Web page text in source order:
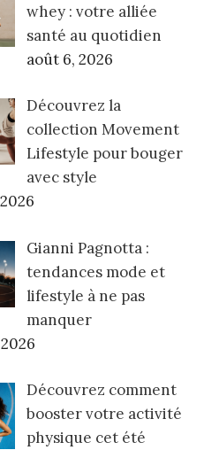
whey : votre alliée
santé au quotidien
août 6, 2026
Découvrez la
collection Movement
Lifestyle pour bouger
avec style
Gianni Pagnotta :
tendances mode et
lifestyle à ne pas
manquer
Découvrez comment
booster votre activité
physique cet été